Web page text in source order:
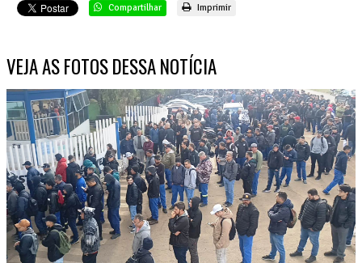
Compartilhar Imprimir
VEJA AS FOTOS DESSA NOTÍCIA